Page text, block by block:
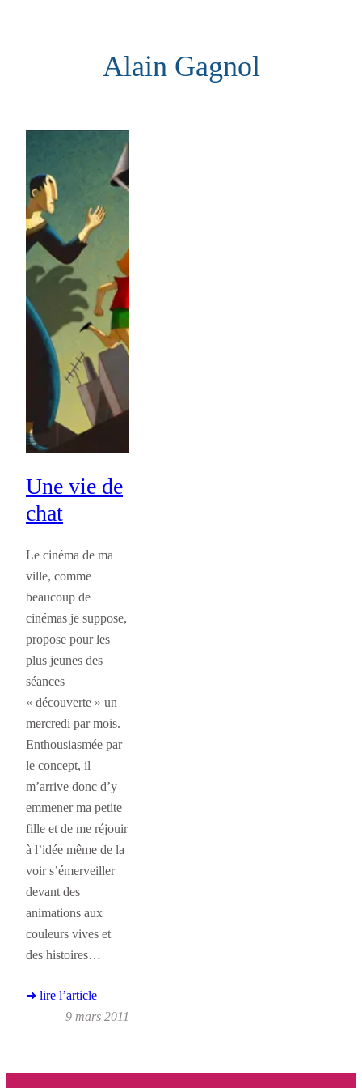
Alain Gagnol
Une vie de
chat
Le cinéma de ma
ville, comme
beaucoup de
cinémas je suppose,
propose pour les
plus jeunes des
séances
« découverte » un
mercredi par mois.
Enthousiasmée par
le concept, il
m’arrive donc d’y
emmener ma petite
fille et de me réjouir
à l’idée même de la
voir s’émerveiller
devant des
animations aux
couleurs vives et
des histoires…
➜ lire l’article
9 mars 2011